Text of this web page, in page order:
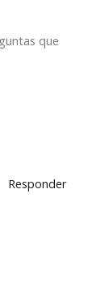
que
Responder